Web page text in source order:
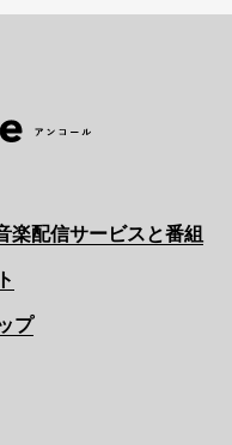
楽配信サービスと番組
プ